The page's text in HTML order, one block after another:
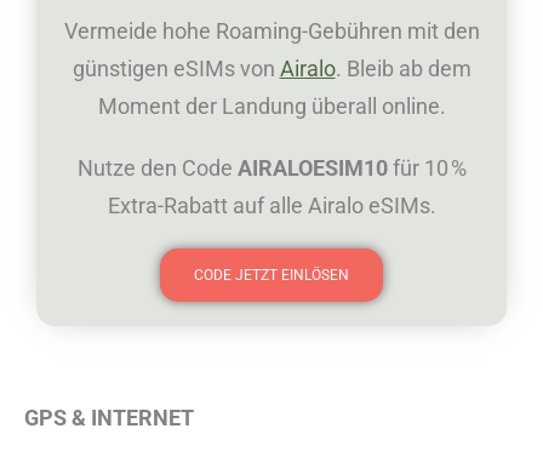
Vermeide hohe Roaming-Gebühren mit den
günstigen eSIMs von Airalo. Bleib ab dem
Moment der Landung überall online.
Nutze den Code AIRALOESIM10für 10 %
Extra-Rabatt auf alle Airalo eSIMs.
CODE JETZT EINLÖSEN
GPS & INTERNET